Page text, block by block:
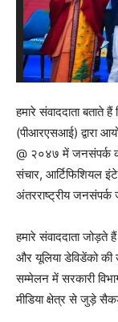
हमारे संवाददाता
(पीआरएसआई) द्वारा
@ २०४७ में जनसंपर्क
संचार, आर्टिफिशियल
अंतरराष्ट्रीय
हमारे संवाददाता
और यूलिया डेविडेंको की
सम्मेलन में सरकारी
मीडिया क्षेत्र से जुड़े